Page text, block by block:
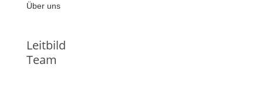
Über uns
Leitbild
Team